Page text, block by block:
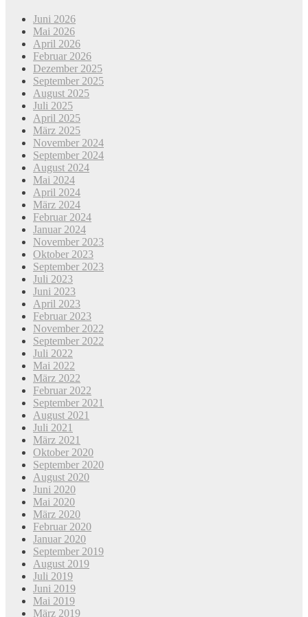
Juni 2026
Mai 2026
April 2026
Februar 2026
Dezember 2025
September 2025
August 2025
Juli 2025
April 2025
März 2025
November 2024
September 2024
August 2024
Mai 2024
April 2024
März 2024
Februar 2024
Januar 2024
November 2023
Oktober 2023
September 2023
Juli 2023
Juni 2023
April 2023
Februar 2023
November 2022
September 2022
Juli 2022
Mai 2022
März 2022
Februar 2022
September 2021
August 2021
Juli 2021
März 2021
Oktober 2020
September 2020
August 2020
Juni 2020
Mai 2020
März 2020
Februar 2020
Januar 2020
September 2019
August 2019
Juli 2019
Juni 2019
Mai 2019
März 2019